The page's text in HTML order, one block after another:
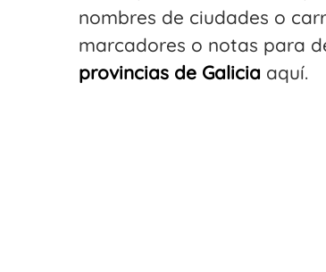
nombres de ciudades o
marcadores o notas para
provincias de Galicia aquí.